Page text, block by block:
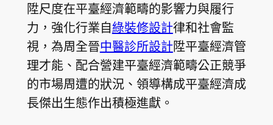
陞尺度在平臺經濟範疇的影響力與履行
力，強化行業自綠裝修設計律和社會監
視，為周全晉中醫診所設計陞平臺經濟管
理才能、配合營建平臺經濟範疇公正競爭
的市場周遭的狀況、領導構成平臺經濟成
長傑出生態作出積極進獻。